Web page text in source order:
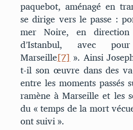
paquebot, aménagé en
se dirige vers le passe :
mer Noire, en
d’Istanbul, avec
Marseille[7]». Ainsi
t-il son œuvre dans des
entre les moments passés
ramène à Marseille et les
du « temps de la mort
ont suivi ».